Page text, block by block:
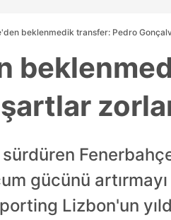
beklenmedik transfer: Pedro
sürdüren
gücünü
Lizbon'un